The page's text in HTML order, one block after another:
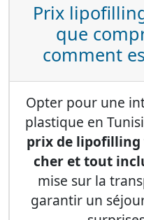
Prix
que
comment
Opter pour une
plastique en
prix de lipofilling
cher et tout
mise sur la
garantir un